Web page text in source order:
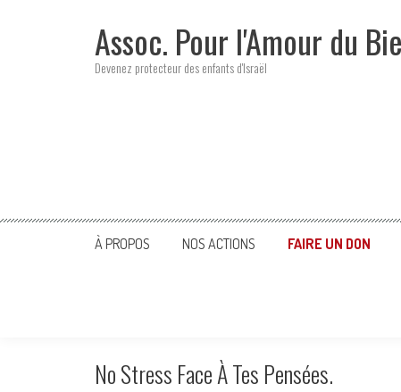
Assoc. Pour l'Amour du
Devenez protecteur des enfants d'Israël
À PROPOS NOS ACTIONS FAIRE UN DON
No Stress Face À Tes Pensées.